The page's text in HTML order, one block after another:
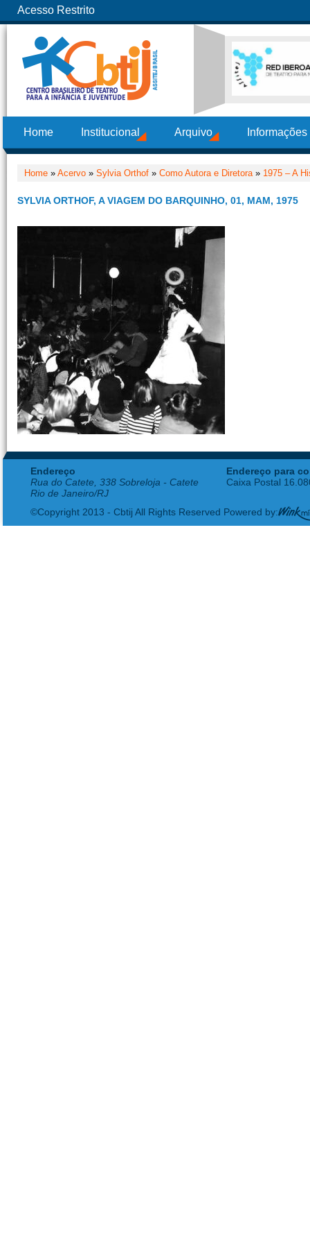
Acesso Restrito
Home Institucional Arquivo
Home » Acervo » Sylvia Orthof » Como Autora e Diretora» 1975 – A
SYLVIA ORTHOF, A VIAGEM DO BARQUINHO, 01, MAM, 1975
Endereço
Rua do Catete, 338 Sobreloja - Catete
Rio de Janeiro/RJ
Endereço para
Caixa Postal
©Copyright 2013 - Cbtij All Rights Reserved Powered by: